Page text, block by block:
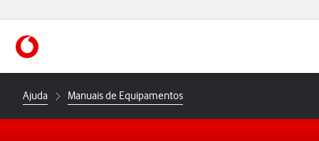
https://www.vodafone.pt
Ajuda Manuais de Equipamentos